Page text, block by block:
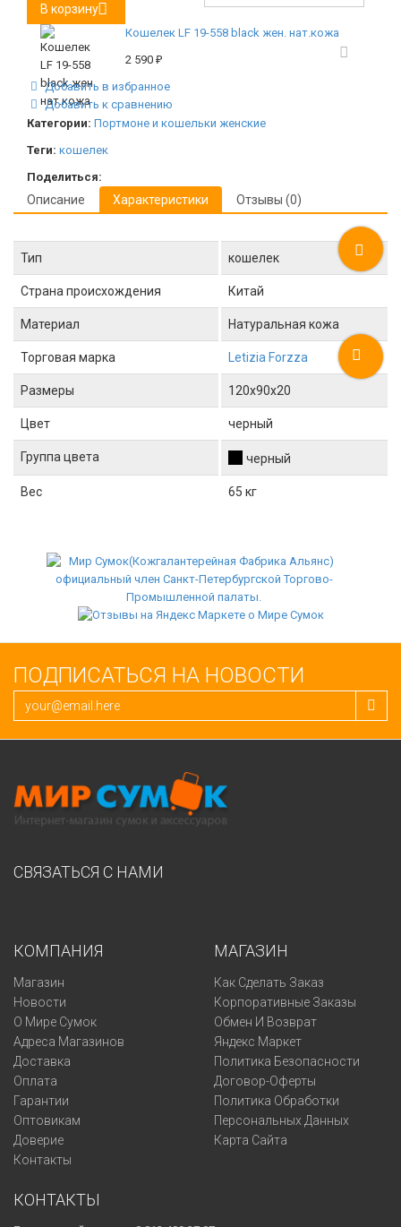
В корзину
Кошелек LF 19-558 black жен. нат.кожа
2 590 ₽
Добавить в избранное
Добавить к сравнению
Категории: Портмоне и кошельки женские
Теги: кошелек
Поделиться:
Описание Характеристики Отзывы (0)
Тип кошелек
Страна происхождения Китай
Материал Натуральная кожа
Торговая марка Letizia Forzza
Размеры 120x90x20
Цвет черный
Группа цвета черный
Вес 65 кг
ПОДПИСАТЬСЯ НА НОВОСТИ
СВЯЗАТЬСЯ С НАМИ
КОМПАНИЯ
Магазин
Новости
О Мире Сумок
Адреса Магазинов
Доставка
Оплата
Гарантии
Оптовикам
Доверие
Контакты
МАГАЗИН
Как Сделать Заказ
Корпоративные Заказы
Обмен И Возврат
Яндекс Маркет
Политика Безопасности
Договор-Оферты
Политика Обработки
Персональных Данных
Карта Сайта
КОНТАКТЫ